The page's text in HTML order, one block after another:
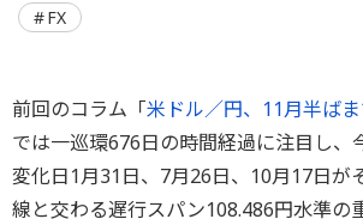
FX
前回のコラム「米ドル／円、11月半ば
では一巡環676日の時間経過に注目し、
変化日1月31日、7月26日、10月17日が
線と交わる遅行スパン108.486円水準の